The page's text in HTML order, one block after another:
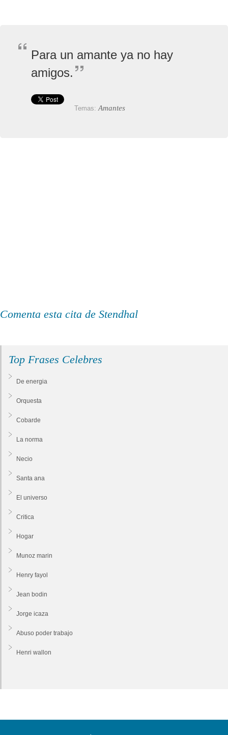
Para un amante ya no hay
amigos.
Temas: Amantes
Comenta esta cita de Stendhal
Top Frases Celebres
De energia
Orquesta
Cobarde
La norma
Necio
Santa ana
El universo
Critica
Hogar
Munoz marin
Henry fayol
Jean bodin
Jorge icaza
Abuso poder trabajo
Henri wallon